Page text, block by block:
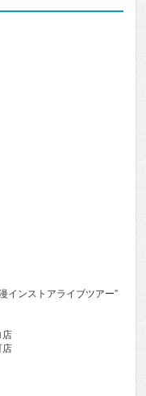
インストアライブツアー”
店
店